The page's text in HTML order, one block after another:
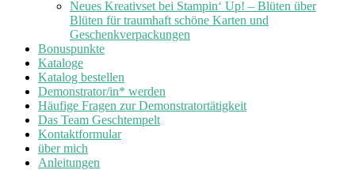
Neues Kreativset bei Stampin‘ Up! – Blüten über
Blüten für traumhaft schöne Karten und
Geschenkverpackungen
Bonuspunkte
Kataloge
Katalog bestellen
Demonstrator/in* werden
Häufige Fragen zur Demonstratortätigkeit
Das Team Geschtempelt
Kontaktformular
über mich
Anleitungen